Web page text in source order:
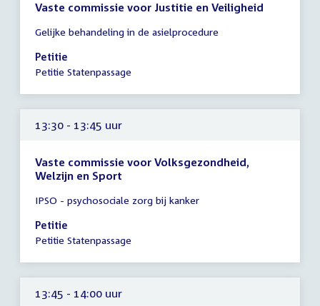
Vaste commissie voor Justitie en Veiligheid
vergadering
13:15
-
uur
Gelijke behandeling in de asielprocedure
Petitie
Petitie Statenpassage
13:30 - 13:45 uur
Vaste commissie voor Volksgezondheid,
Welzijn en Sport
vergadering
13:30
-
uur
IPSO - psychosociale zorg bij kanker
Petitie
Petitie Statenpassage
13:45 - 14:00 uur